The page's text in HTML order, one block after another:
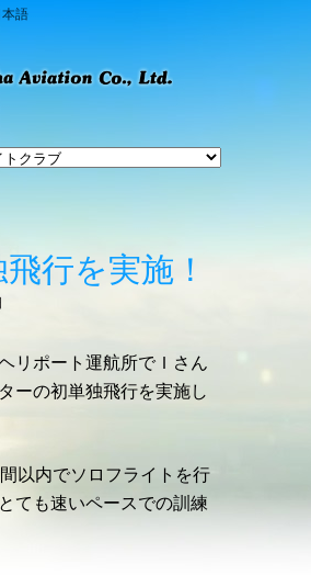
本語
行を実施！
リポート運航所でＩさん
ーの初単独飛行を実施し
以内でソロフライトを行
ても速いペースでの訓練